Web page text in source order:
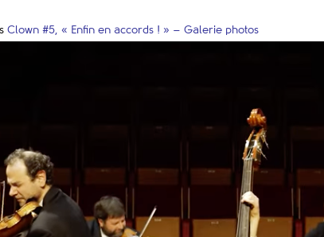
Clown #5, « Enfin en accords ! » – Galerie photos